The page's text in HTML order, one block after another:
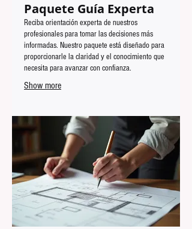
Paquete Guía Experta
Reciba orientación experta de nuestros
profesionales para tomar las decisiones más
informadas. Nuestro paquete está diseñado para
proporcionarle la claridad y el conocimiento que
necesita para avanzar con confianza.
Show more